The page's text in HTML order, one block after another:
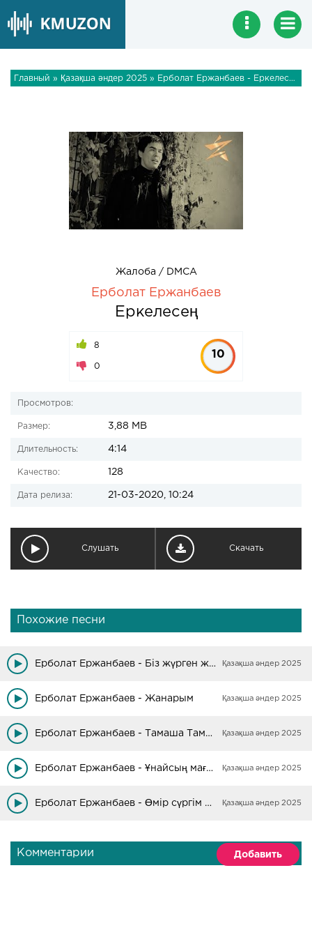
Главный » Қазақша әндер 2025 » Ерболат Ержанбаев - Еркелесең
Жалоба / DMCA
Ерболат Ержанбаев
Еркелесең
8
0
10
Просмотров:
Размер: 3,88 MB
Длительность: 4:14
Качество: 128
Дата релиза: 21-03-2020, 10:24
Слушать Скачать
Похожие песни
Ерболат Ержанбаев - Біз жүрген жолдар Қазақша әндер 2025
Ерболат Ержанбаев - Жанарым Қазақша әндер 2025
Ерболат Ержанбаев - Тамаша Тамаша Қазақша әндер 2025
Ерболат Ержанбаев - Ұнайсың маған (БейнеМәтін) Қазақша әндер 2025
Ерболат Ержанбаев - Өмір сүргім келеді Қазақша әндер 2025
Комментарии Добавить